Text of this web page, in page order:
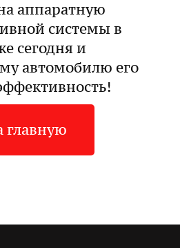
аппаратную
системы в
сегодня и
автомобилю его
главную